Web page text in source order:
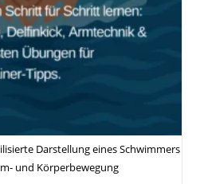
Darstellung eines Schwimmers
und Körperbewegung